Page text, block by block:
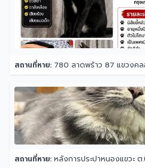
สถานที่หาย: 780 ลาดพร้าว 87 แขวงค
สถานที่หาย: หลังการประปาหนองแขวะ ต